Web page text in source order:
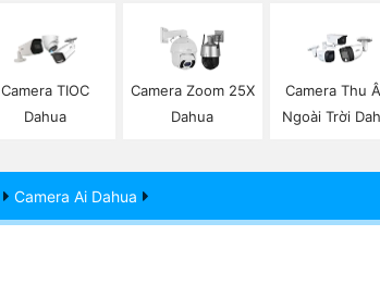
Camera TIOC
Dahua
Camera Zoom 25X
Dahua
Camera Thu
Ngoài Trời
Camera Ai Dahua